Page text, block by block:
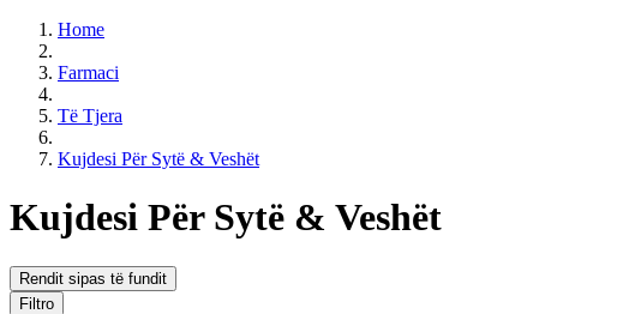
Home
Farmaci
Të Tjera
Kujdesi Për Sytë & Veshët
Kujdesi Për Sytë & Veshët
Rendit sipas të fundit
Filtro